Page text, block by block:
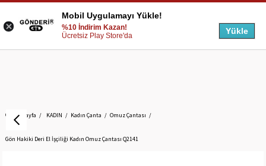
Anasayfa KADIN Kadın Çanta Omuz Çantası
Gön Hakiki Deri El İşçiliği Kadın Omuz Çantası Q2141
Mobil Uygulamayı Yükle!
%10 İndirim Kazan!
Ücretsiz Play Store'da
Yükle